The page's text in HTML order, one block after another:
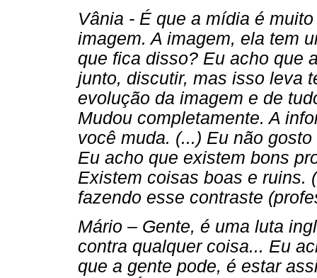
Vânia - É que a mídia é
imagem. A imagem, ela tem
que fica disso? Eu acho que
junto, discutir, mas isso leva
evolução da imagem e de
Mudou completamente. A
você muda. (...) Eu não
Eu acho que existem bons
Existem coisas boas e ruins.
fazendo esse contraste
Mário – Gente, é uma luta
contra qualquer coisa... Eu
que a gente pode, é estar